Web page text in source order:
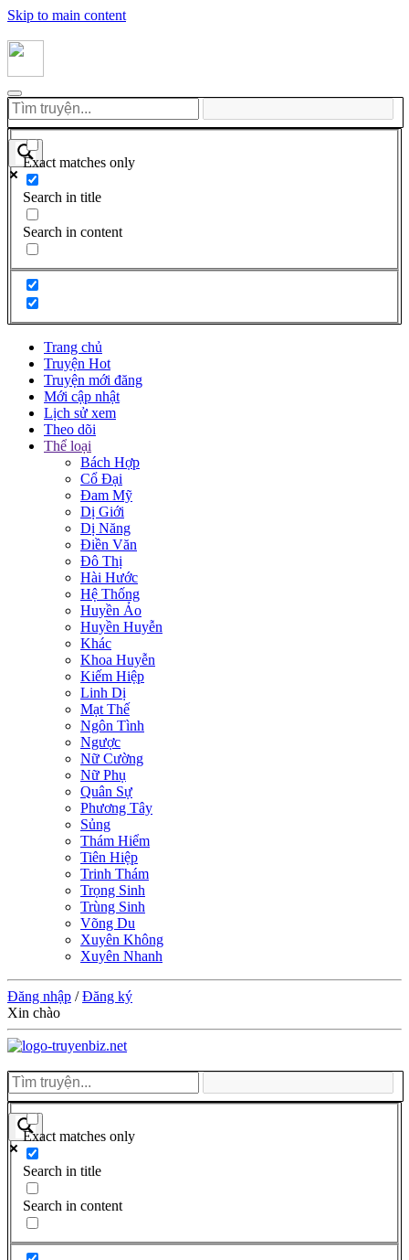
Skip to main content
Exact matches only
Search in title
Search in content
Trang chủ
Truyện Hot
Truyện mới đăng
Mới cập nhật
Lịch sử xem
Theo dõi
Thể loại
Bách Hợp
Cổ Đại
Đam Mỹ
Dị Giới
Dị Năng
Điền Văn
Đô Thị
Hài Hước
Hệ Thống
Huyền Ảo
Huyền Huyễn
Khác
Khoa Huyễn
Kiếm Hiệp
Linh Dị
Mạt Thế
Ngôn Tình
Ngược
Nữ Cường
Nữ Phụ
Quân Sự
Phương Tây
Sủng
Thám Hiểm
Tiên Hiệp
Trinh Thám
Trọng Sinh
Trùng Sinh
Võng Du
Xuyên Không
Xuyên Nhanh
Đăng nhập /Đăng ký
Xin chào
Exact matches only
Search in title
Search in content